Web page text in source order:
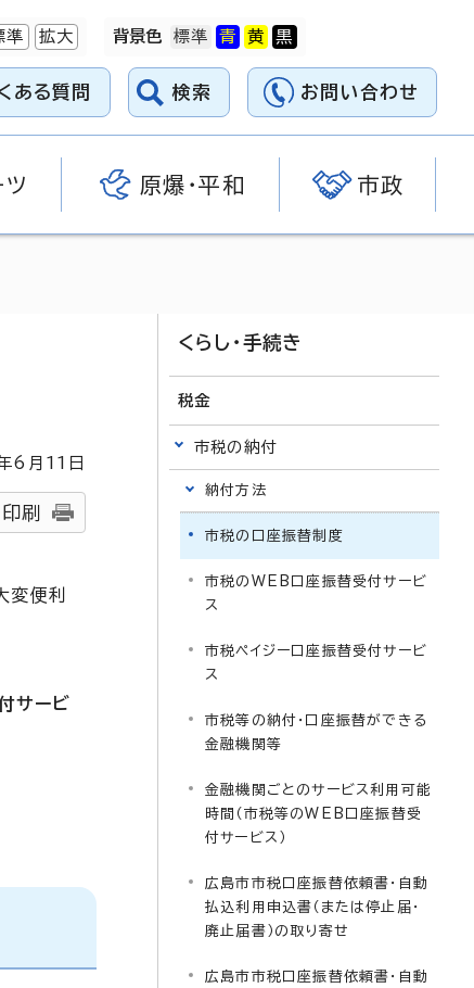
準 拡大 背景色
ある質問 検索 お問い合わせ
ツ 原爆・平和 市政
6月 11 日
刷
変便利
サービ
くらし・手続き
税金
市税の納付
納付方法
市税の口座振替制度
市税のWEB口座振替受付サービ
ス
市税ペイジー口座振替受付サービ
ス
市税等の納付・口座振替ができる
金融機関等
金融機関ごとのサービス利用可能
時間（市税等のWEB口座振替受
付サービス）
広島市市税口座振替依頼書・自動
払込利用申込書（または停止届・
廃止届書）の取り寄せ
広島市市税口座振替依頼書・自動